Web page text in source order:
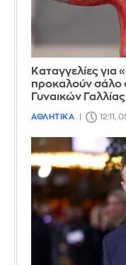
Καταγγελίες για
προκαλούν σάλο
Γυναικών Γαλλίας
ΑΘΛΗΤΙΚΑ 12:11,